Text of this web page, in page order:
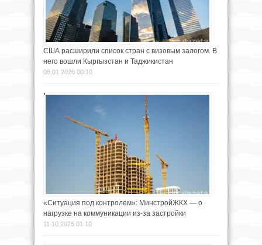
США расширили список стран с визовым залогом. В
него вошли Кыргызстан и Таджикистан
08.01.2026 00:10
«Ситуация под контролем»: МинстройЖКХ — о
нагрузке на коммуникации из-за застройки
11.10.2025 01:10